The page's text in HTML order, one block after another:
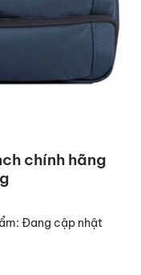
chính hãng
Đang cập nhật